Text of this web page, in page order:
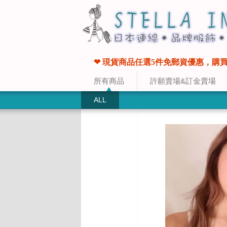
所有商品 許願賣場&訂金賣場
❤ 現貨商品任選5件免郵資優惠，購
ALL